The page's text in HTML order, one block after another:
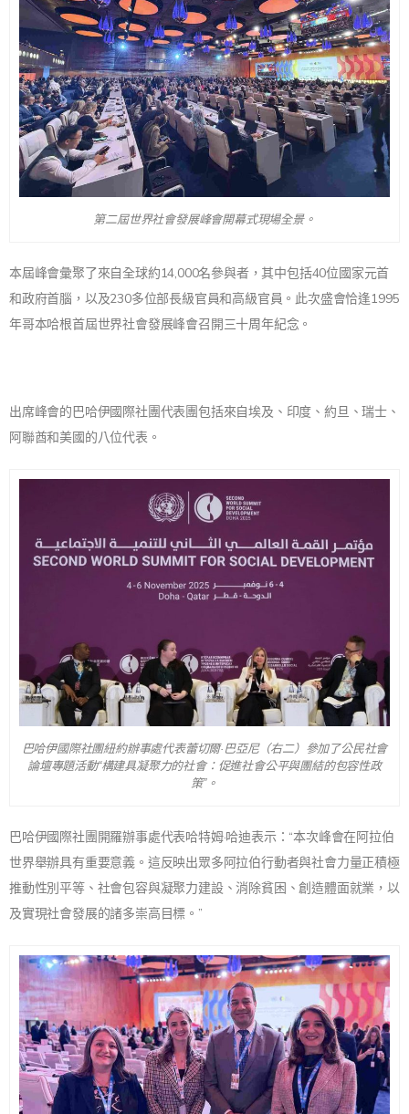
第二屆世界社會發展峰會開幕式現場全景。
本屆峰會彙聚了來自全球約14,000名參與者，其中包括40位國家元首
和政府首腦，以及230多位部長級官員和高級官員。此次盛會恰逢1995
年哥本哈根首屆世界社會發展峰會召開三十周年紀念。
出席峰會的巴哈伊國際社團代表團包括來自埃及、印度、約旦、瑞士、
阿聯酋和美國的八位代表。
巴哈伊國際社團紐約辦事處代表蕾切爾·巴亞尼（右二）參加了公民社會
論壇專題活動“構建具凝聚力的社會：促進社會公平與團結的包容性政
策”。
巴哈伊國際社團開羅辦事處代表哈特姆·哈迪表示：“本次峰會在阿拉伯
世界舉辦具有重要意義。這反映出眾多阿拉伯行動者與社會力量正積極
推動性別平等、社會包容與凝聚力建設、消除貧困、創造體面就業，以
及實現社會發展的諸多崇高目標。”